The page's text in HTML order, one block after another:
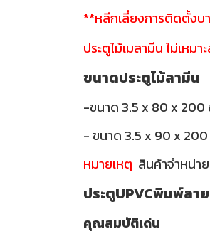
**หลีกเลี่ยงการติดตั้งบ
ประตูไม้เมลามีน ไม่เห
ขนาดประตูไม้ลามีน
-ขนาด 3.5 x 80 x 200
- ขนาด 3.5 x 90 x 200
หมายเหตุ สินค้าจำหน่า
ประตูUPVCพิมพ์ลาย
คุณสมบัติเด่น